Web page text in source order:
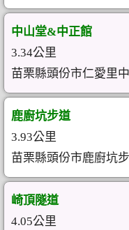
中山堂&中正館
3.34公里
苗栗縣頭份市仁愛里
鹿廚坑步道
3.93公里
苗栗縣頭份市鹿廚坑
崎頂隧道
4.05公里